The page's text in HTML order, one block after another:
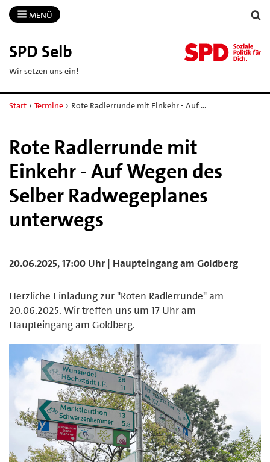
MENÜ
SPD Selb
Wir setzen uns ein!
Start › Termine › Rote Radlerrunde mit Einkehr - Auf …
Rote Radlerrunde mit
Einkehr - Auf Wegen des
Selber Radwegeplanes
unterwegs
20.06.2025, 17:00 Uhr | Haupteingang am Goldberg
Herzliche Einladung zur "Roten Radlerrunde" am
20.06.2025. Wir treffen uns um 17 Uhr am
Haupteingang am Goldberg.